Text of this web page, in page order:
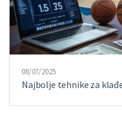
08/07/2025
Najbolje tehnike za